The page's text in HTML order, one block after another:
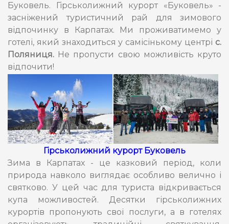
Буковель. Гірськолижний курорт «Буковель» -
засніжений туристичний рай для зимового
відпочинку в Карпатах. Ми проживатимемо у
готелі, який знаходиться у самісінькому центрі с.
Поляниця. Не пропусти свою можливість круто
відпочити!
Гірськолижний курорт Буковель
Зима в Карпатах - це казковий період, коли
природа навколо виглядає особливо велично і
святково. У цей час для туриста відкривається
купа можливостей. Десятки гірськолижних
курортів пропонують свої послуги, а в готелях